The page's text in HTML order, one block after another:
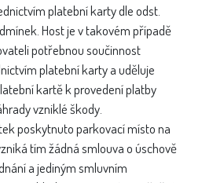
platební karty dle odst.
Host je v takovém případě
potřebnou součinnost
platební karty a uděluje
kartě k provedení platby
vzniklé škody.
poskytnuto parkovací místo na
tím žádná smlouva o úschově
a jediným smluvním